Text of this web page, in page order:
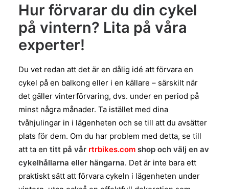
Hur förvarar du din cykel
på vintern? Lita på våra
experter!
Du vet redan att det är en dålig idé att förvara en
cykel på en balkong eller i en källare – särskilt när
det gäller vinterförvaring, dvs. under en period på
minst några månader. Ta istället med dina
tvåhjulingar in i lägenheten och se till att du avsätter
plats för dem. Om du har problem med detta, se till
att ta en titt på vår rtrbikes.com shop och välj en av
cykelhållarna eller hängarna. Det är inte bara ett
praktiskt sätt att förvara cykeln i lägenheten under